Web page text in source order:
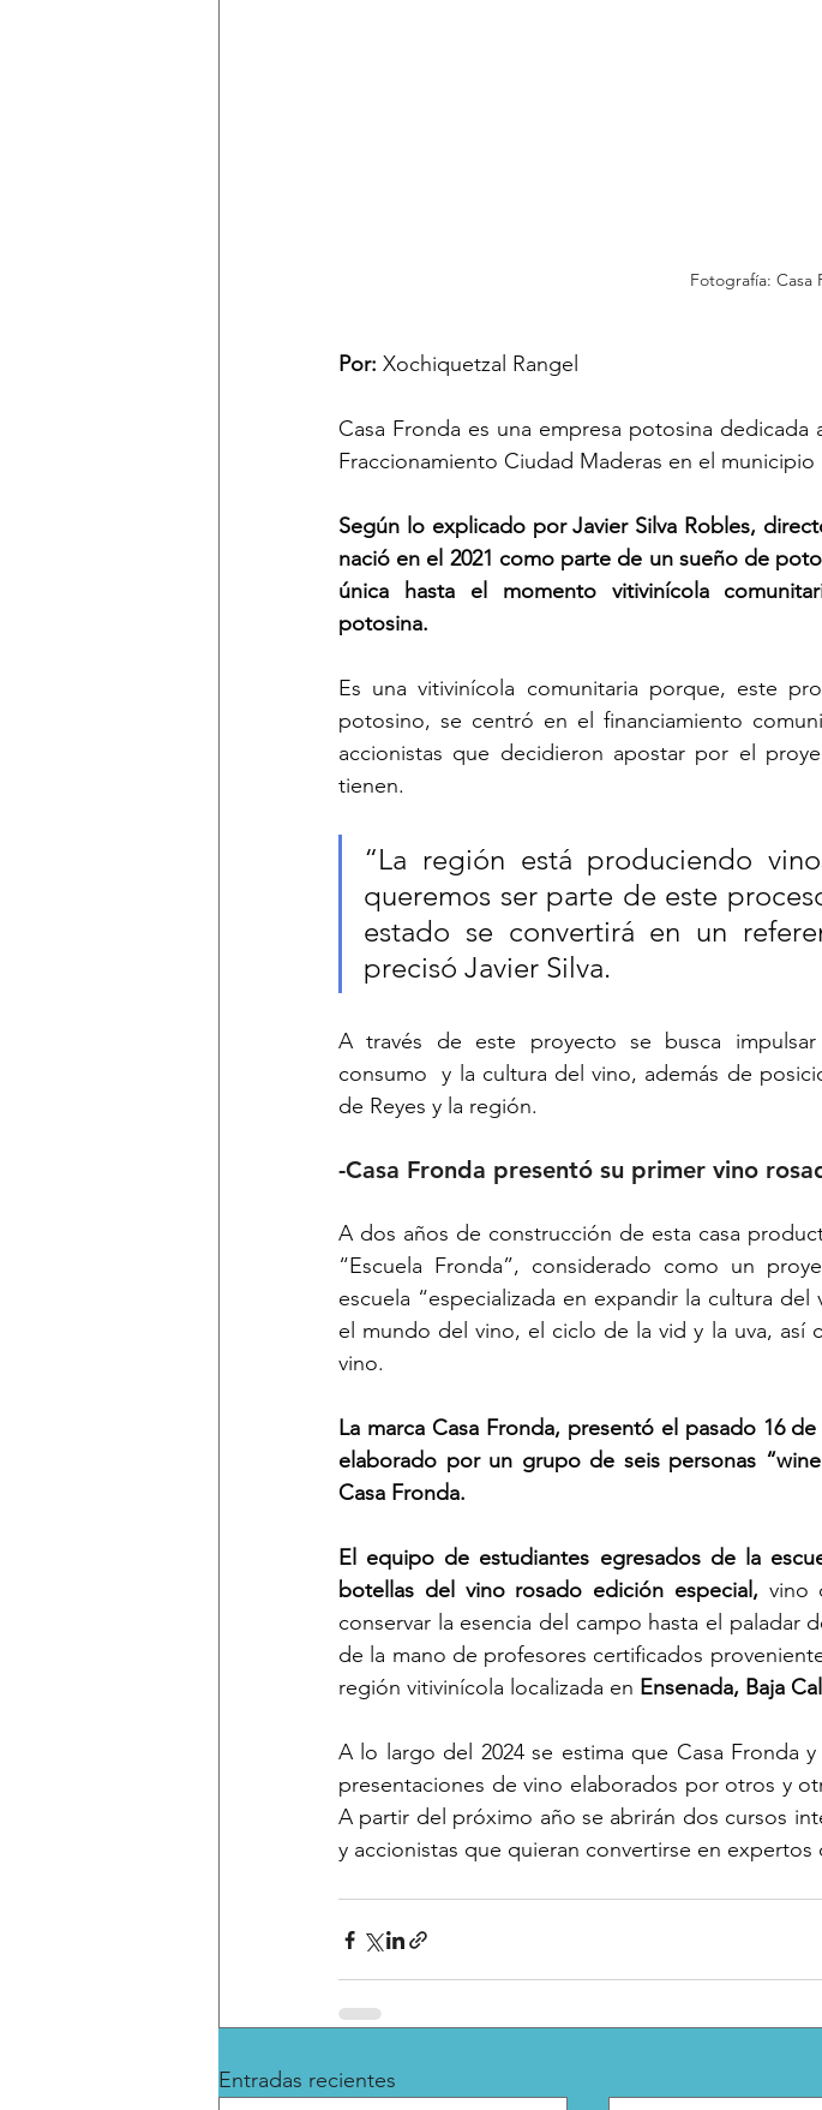
Fotografía: Casa
Por: Xochiquetzal Rangel
Casa Fronda es una empresa potosina
Fraccionamiento Ciudad Maderas en el municipio
Según lo explicado por Javier Silva Robles,
nació en el 2021 como parte de un sueño de
única hasta el momento vitivinícola
potosina.
Es una vitivinícola comunitaria porque, este
potosino, se centró en el financiamiento
accionistas que decidieron apostar por el
tienen.
“La región está produciendo
queremos ser parte de este
estado se convertirá en un
precisó Javier Silva.
A través de este proyecto se busca
consumo  y la cultura del vino, además de
de Reyes y la región.
-Casa Fronda presentó su primer vino
A dos años de construcción de esta casa
“Escuela Fronda”, considerado como un
escuela “especializada en expandir la cultura
el mundo del vino, el ciclo de la vid y la uva, así
vino.
La marca Casa Fronda, presentó el pasado 16
elaborado por un grupo de seis personas
Casa Fronda.
El equipo de estudiantes egresados de la
botellas del vino rosado edición especial, vino
conservar la esencia del campo hasta el paladar
de la mano de profesores certificados
región vitivinícola localizada en Ensenada, Baja
A lo largo del 2024 se estima que Casa Fronda
presentaciones de vino elaborados por otros y
A partir del próximo año se abrirán dos cursos
y accionistas que quieran convertirse en expertos
Entradas recientes